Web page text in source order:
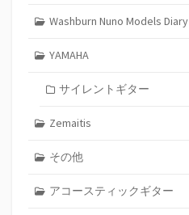
Washburn Nuno Models Diary
YAMAHA
サイレントギター
Zemaitis
その他
アコースティックギター